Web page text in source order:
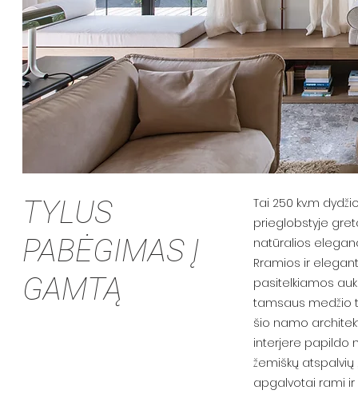
TYLUS
PABĖGIMAS Į
GAMTĄ
Tai 250 kv.m
prieglobstyje
natūralios
Rramios ir
pasitelkiamos
tamsaus medžio
šio namo
interjere papildo
žemiškų atspalvių
apgalvotai rami ir